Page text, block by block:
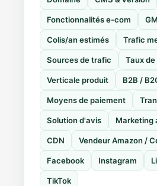
Fonctionnalités e-com
Colis/an estimés Trafic
Sources de trafic Taux
Verticale produit B2B /
Moyens de paiement
Solution d'avis Marketing
CDN Vendeur Amazon /
Facebook Instagram
TikTok